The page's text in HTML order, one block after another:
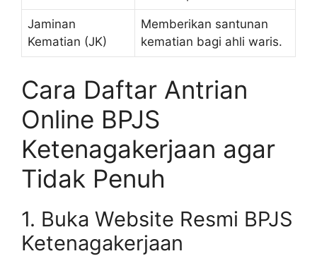
Jaminan
Kematian (JK)
Memberikan santunan
kematian bagi ahli waris.
Cara Daftar Antrian
Online BPJS
Ketenagakerjaan agar
Tidak Penuh
1. Buka Website Resmi BPJS
Ketenagakerjaan